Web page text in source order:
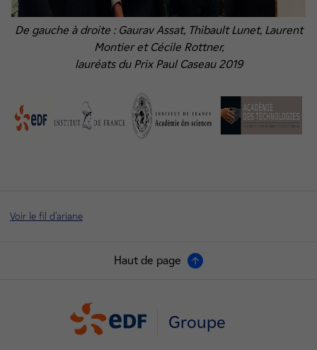
De gauche à droite : Gaurav Assat, Thibault Lunet, Laurent
Montier et Cécile Rottner,
lauréats du Prix Paul Caseau 2019
Voir le fil d'ariane
Haut de page
Groupe